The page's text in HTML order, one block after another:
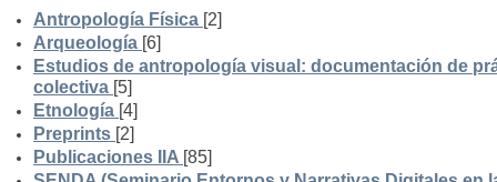
Antropología Física [2]
Arqueología [6]
Estudios de antropología visual: documentación de
colectiva [5]
Etnología [4]
Preprints [2]
Publicaciones IIA [85]